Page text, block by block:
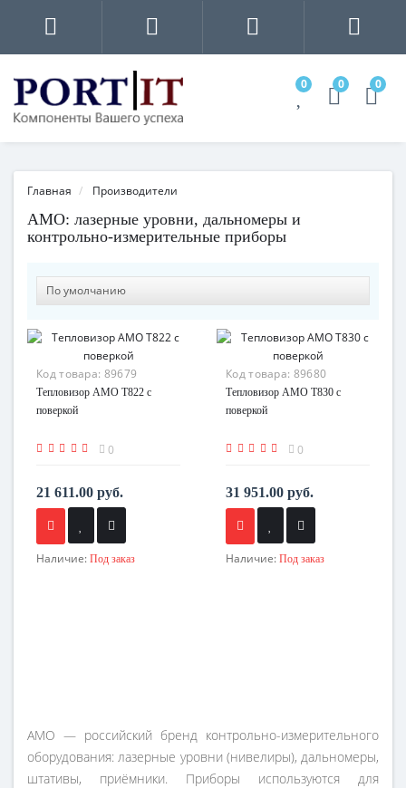
0 0 0
Главная Производители
AMO: лазерные уровни, дальномеры и
контрольно-измерительные приборы
Код товара: 89679
Тепловизор AMO T822 с
поверкой
0
21 611.00 руб.
Наличие: Под заказ
Код товара: 89680
Тепловизор AMO T830 с
поверкой
0
31 951.00 руб.
Наличие: Под заказ
AMO — российский бренд контрольно-измерительного
оборудования: лазерные уровни (нивелиры), дальномеры,
штативы, приёмники. Приборы используются для